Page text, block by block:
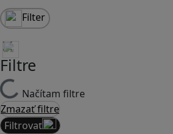
Filter
Filtre
Načítam filtre
Zmazať filtre
Filtrovať